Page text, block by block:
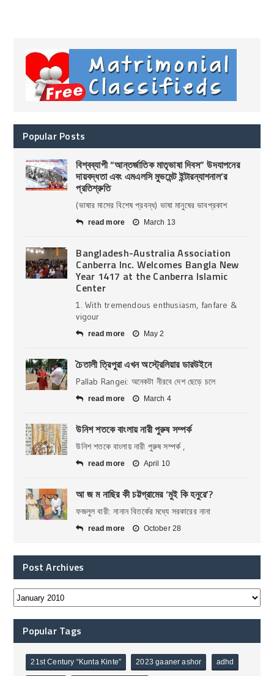
Popular Posts
বিশ্বব্যাপী “আন্তর্জাতিক মাতৃভাষা দিবস” উদযাপনের
দায়বদ্ধতা এবং এমএলসি মুভমেন্ট ইন্টারন্যাশনাল’র
প্রতিশ্রুতি
(ভাষার মাসের বিশেষ প্রবন্ধ) ভাষা মানুষের ভাবপ্রকাশ
read more March 13
Bangladesh-Australia Association
Canberra Inc. Welcomes Bangla New
Year 1417 at the Canberra Islamic
Center
1. With tremendous enthusiasm, fanfare &
vigour
read more May 2
চৈতালী ত্রিপুরা এখন অস্ট্রেলিয়ার ডারউইনে
Pallab Rangei: অনেকটা নীরবে দেশ ছেড়ে চলে
read more March 4
উনিশ শতকে বাংলায় নারী পুরুষ সম্পর্ক
উনিশ শতকে বাংলায় নারী পুরুষ সম্পর্ক ,
read more April 10
আ জ ম নাছির কী চট্টগ্রামের ‘মুই কি হনুরে’?
ফজলুল বারী: নানান বিতর্কের মধ্যে সরকারের নানা
read more October 28
Post Archives
Popular Tags
21st Century “Kunta Kinte” 2023 gaaner ashor adhd